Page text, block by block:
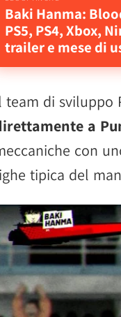
Baki Hanma:
PS5, PS4, Xbox,
trailer e mese di
team di sviluppo
a
con
tipica del